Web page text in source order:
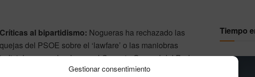
Gestionar consentimiento
Críticas al bipartidismo: Nogueras ha rechazado las
quejas del PSOE sobre el ‘lawfare’ o las maniobras
judiciales, recordando que el Consejo General del Poder
Judicial (CGPJ) fue pactado recientemente entre
Tiempo